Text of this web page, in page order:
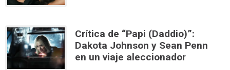
Crítica de “Papi (Daddio)”:
Dakota Johnson y Sean Penn
en un viaje aleccionador